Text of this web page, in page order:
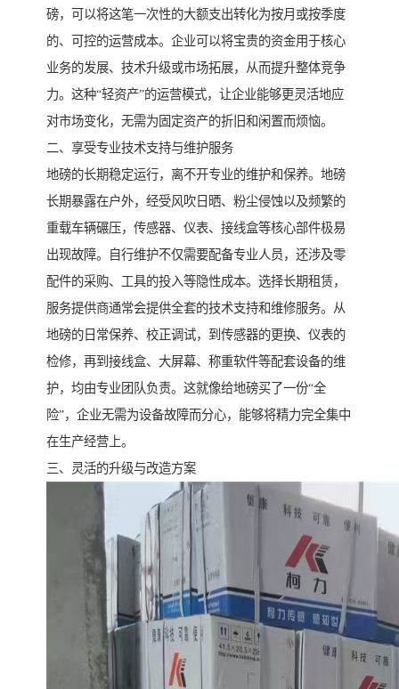
磅，可以将这笔一次性的大额支出转化为按月或按季度
的、可控的运营成本。企业可以将宝贵的资金用于核心
业务的发展、技术升级或市场拓展，从而提升整体竞争
力。这种“轻资产”的运营模式，让企业能够更灵活地应
对市场变化，无需为固定资产的折旧和闲置而烦恼。
二、享受专业技术支持与维护服务
地磅的长期稳定运行，离不开专业的维护和保养。地磅
长期暴露在户外，经受风吹日晒、粉尘侵蚀以及频繁的
重载车辆碾压，传感器、仪表、接线盒等核心部件极易
出现故障。自行维护不仅需要配备专业人员，还涉及零
配件的采购、工具的投入等隐性成本。选择长期租赁，
服务提供商通常会提供全套的技术支持和维修服务。从
地磅的日常保养、校正调试，到传感器的更换、仪表的
检修，再到接线盒、大屏幕、称重软件等配套设备的维
护，均由专业团队负责。这就像给地磅买了一份“全
险”，企业无需为设备故障而分心，能够将精力完全集中
在生产经营上。
三、灵活的升级与改造方案